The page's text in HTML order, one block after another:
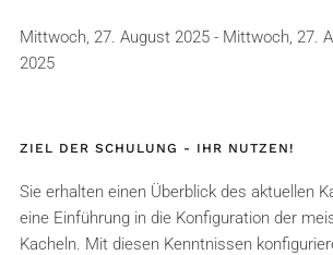
Mittwoch, 27. August 2025 - Mittwoch, 27.
2025
ZIEL DER SCHULUNG - IHR NUTZEN!
Sie erhalten einen Überblick des aktuellen
eine Einführung in die Konfiguration der
Kacheln. Mit diesen Kenntnissen